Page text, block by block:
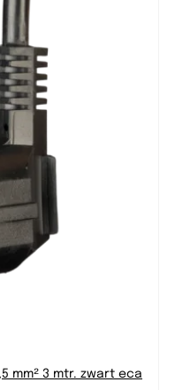
mm² 3 mtr. zwart eca